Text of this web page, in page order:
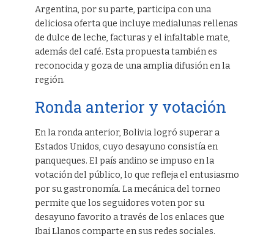
Argentina, por su parte, participa con una
deliciosa oferta que incluye medialunas rellenas
de dulce de leche, facturas y el infaltable mate,
además del café. Esta propuesta también es
reconocida y goza de una amplia difusión en la
región.
Ronda anterior y votación
En la ronda anterior, Bolivia logró superar a
Estados Unidos, cuyo desayuno consistía en
panqueques. El país andino se impuso en la
votación del público, lo que refleja el entusiasmo
por su gastronomía. La mecánica del torneo
permite que los seguidores voten por su
desayuno favorito a través de los enlaces que
Ibai Llanos comparte en sus redes sociales.